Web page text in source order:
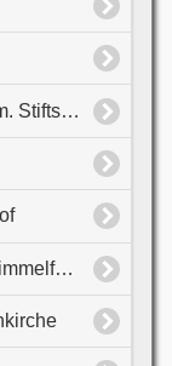
röm.-kath. Pfarrkirche St. Peter, ehem. Stiftskirche
röm.-kath. Karmelitenkirche Mariä Himmelfahrt